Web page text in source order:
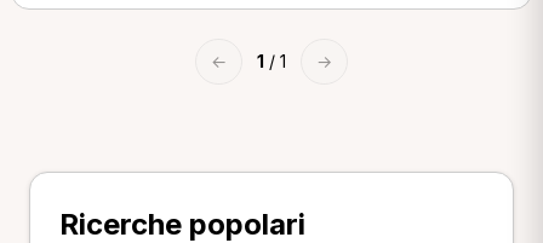
← 1 / 1 →
Ricerche popolari